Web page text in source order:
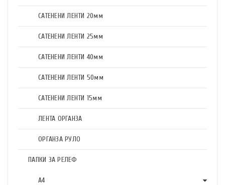
САТЕНЕНИ ЛЕНТИ 20мм
САТЕНЕНИ ЛЕНТИ 25мм
САТЕНЕНИ ЛЕНТИ 40мм
САТЕНЕНИ ЛЕНТИ 50мм
САТЕНЕНИ ЛЕНТИ 15мм
ЛЕНТА ОРГАНЗА
ОРГАНЗА РУЛО
ПАПКИ ЗА РЕЛЕФ
А4